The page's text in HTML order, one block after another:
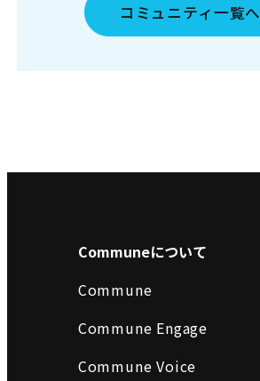
コミュニティ一覧へ
Communeについて
Commune
Commune Engage
Commune Voice